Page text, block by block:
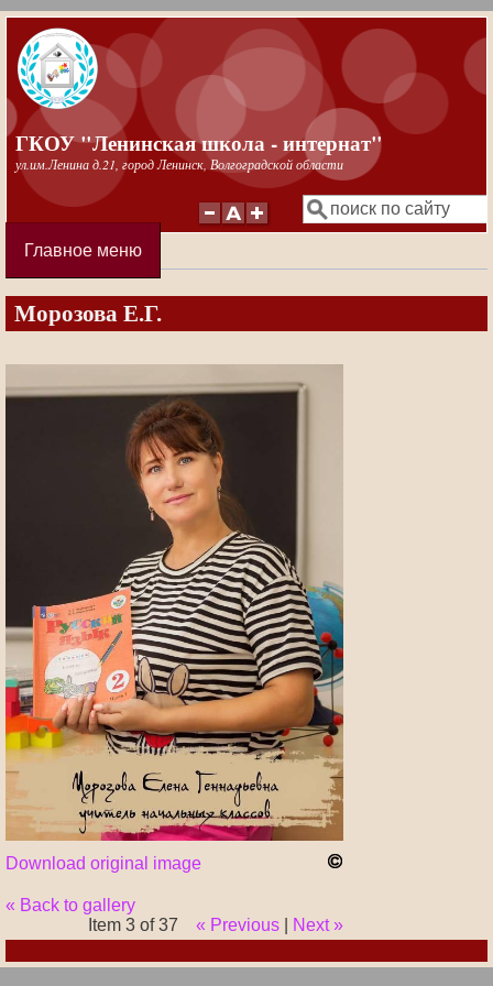
Перейти к основному содержанию
ГКОУ "Ленинская школа - интернат"
ул.им.Ленина д.21, город Ленинск, Волгоградской области
Форма поиска
Поиск
Главное меню
Морозова Е.Г.
Download original image
« Back to gallery
Item 3 of 37
« Previous| Next »